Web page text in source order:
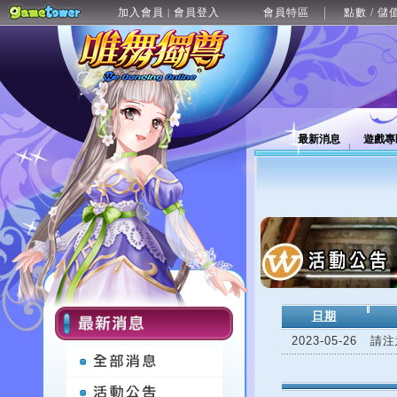
加入會員 | 會員登入 會員特區 點數 / 儲
最新消息 遊戲
日期
2023-05-26
請